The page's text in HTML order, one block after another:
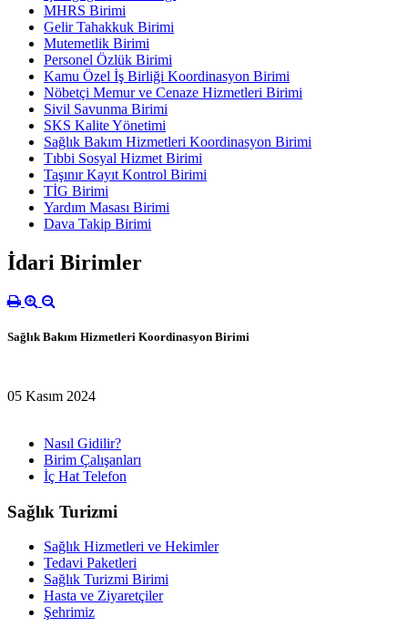
MHRS Birimi
Gelir Tahakkuk Birimi
Mutemetlik Birimi
Personel Özlük Birimi
Kamu Özel İş Birliği Koordinasyon Birimi
Nöbetçi Memur ve Cenaze Hizmetleri Birimi
Sivil Savunma Birimi
SKS Kalite Yönetimi
Sağlık Bakım Hizmetleri Koordinasyon Birimi
Tıbbi Sosyal Hizmet Birimi
Taşınır Kayıt Kontrol Birimi
TİG Birimi
Yardım Masası Birimi
Dava Takip Birimi
İdari Birimler
Sağlık Bakım Hizmetleri Koordinasyon Birimi
05 Kasım 2024
Nasıl Gidilir?
Birim Çalışanları
İç Hat Telefon
Sağlık Turizmi
Sağlık Hizmetleri ve Hekimler
Tedavi Paketleri
Sağlık Turizmi Birimi
Hasta ve Ziyaretçiler
Şehrimiz